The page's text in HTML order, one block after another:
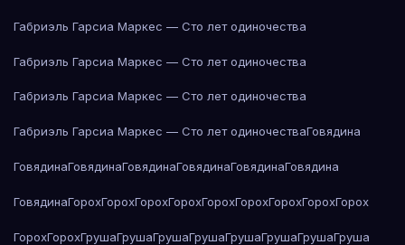
Габриэль Гарсиа Маркес — Сто лет одиночества
Габриэль Гарсиа Маркес — Сто лет одиночества
Габриэль Гарсиа Маркес — Сто лет одиночества
Габриэль Гарсиа Маркес — Сто лет одиночестваГовядина
ГовядинаГовядинаГовядинаГовядинаГовядинаГовядина
ГовядинаГорохГорохГорохГорохГорохГорохГорохГорохГорох
ГорохГорохГрушаГрушаГрушаГрушаГрушаГрушаГрушаГруша